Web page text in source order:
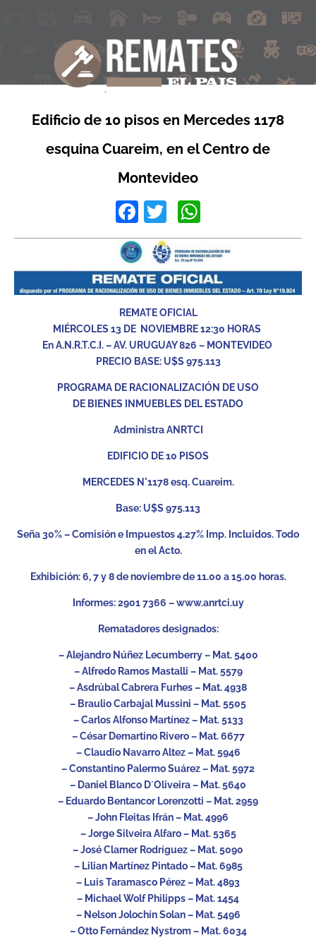
Edificio de 10 pisos en Mercedes 1178
esquina Cuareim, en el Centro de
Montevideo
Facebook
Twitter
REMATE OFICIAL
MIÉRCOLES 13 DE NOVIEMBRE 12:30 HORAS
En A.N.R.T.C.I. – AV. URUGUAY 826 – MONTEVIDEO
PRECIO BASE: U$S 975.113
PROGRAMA DE RACIONALIZACIÓN DE USO
DE BIENES INMUEBLES DEL ESTADO
Administra ANRTCI
EDIFICIO DE 10 PISOS
MERCEDES N°1178 esq. Cuareim.
Base: U$S 975.113
Seña 30% – Comisión e Impuestos 4.27% Imp. Incluidos. Todo
en el Acto.
Exhibición: 6, 7 y 8 de noviembre de 11.00 a 15.00 horas.
Informes: 2901 7366 – www.anrtci.uy
Rematadores designados:
– Alejandro Núñez Lecumberry – Mat. 5400
– Alfredo Ramos Mastalli – Mat. 5579
– Asdrúbal Cabrera Furhes – Mat. 4938
– Braulio Carbajal Mussini – Mat. 5505
– Carlos Alfonso Martínez – Mat. 5133
– César Demartino Rivero – Mat. 6677
– Claudio Navarro Altez – Mat. 5946
– Constantino Palermo Suárez – Mat. 5972
– Daniel Blanco D´Oliveira – Mat. 5640
– Eduardo Bentancor Lorenzotti – Mat. 2959
– John Fleitas Ifrán – Mat. 4996
– Jorge Silveira Alfaro – Mat. 5365
– José Clamer Rodríguez – Mat. 5090
– Lilian Martínez Pintado – Mat. 6985
– Luis Taramasco Pérez – Mat. 4893
– Michael Wolf Philipps – Mat. 1454
– Nelson Jolochín Solan – Mat. 5496
– Otto Fernández Nystrom – Mat. 6034